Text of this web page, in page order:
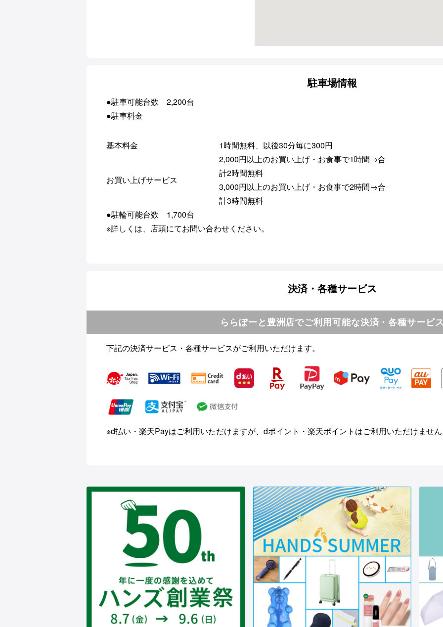
駐車場情報
●駐車可能台数 2,200台
●駐車料金
基本料金 1時間無料、以後30分毎に300円
お買い上げサービス
2,000円以上のお買い上げ・お食事で1時間→合
計2時間無料
3,000円以上のお買い上げ・お食事で2時間→合
計3時間無料
●駐輪可能台数 1,700台
※詳しくは、店頭にてお問い合わせください。
決済・各種サービス
ららぽーと豊洲店でご利用可能な決済・各種サービ
下記の決済サービス・各種サービスがご利用いただけます。
※d払い・楽天Payはご利用いただけますが、dポイント・楽天ポイントはご利用いただけませ